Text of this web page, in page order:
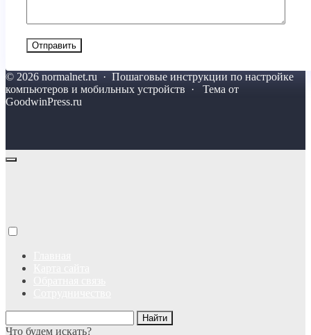
© 2026 normalnet.ru · Пошаговые инструкции по настройке
компьютеров и мобильных устройств · Тема от
GoodwinPress.ru
Что будем искать?